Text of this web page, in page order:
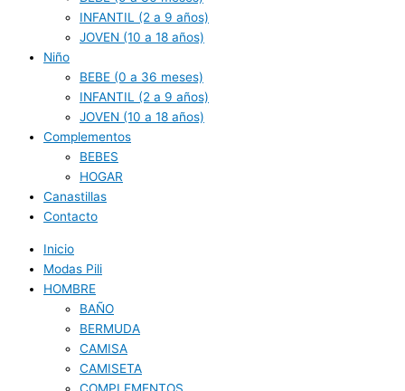
INFANTIL (2 a 9 años)
JOVEN (10 a 18 años)
Niño
BEBE (0 a 36 meses)
INFANTIL (2 a 9 años)
JOVEN (10 a 18 años)
Complementos
BEBES
HOGAR
Canastillas
Contacto
Inicio
Modas Pili
HOMBRE
BAÑO
BERMUDA
CAMISA
CAMISETA